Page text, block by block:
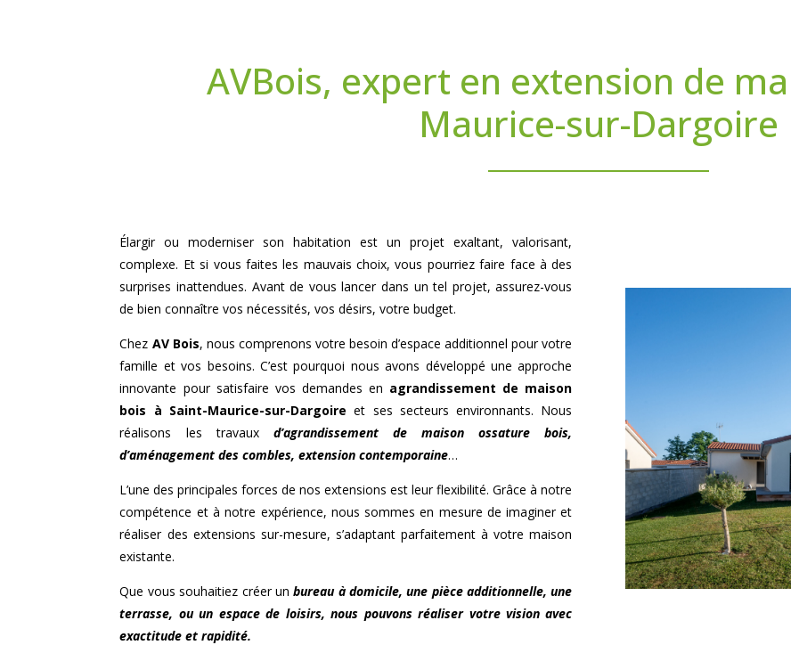
AVBois, expert en extension de
Maurice-sur-Dargoire
Élargir ou moderniser son habitation est un projet exaltant, valorisant,
complexe. Et si vous faites les mauvais choix, vous pourriez faire face à des
surprises inattendues. Avant de vous lancer dans un tel projet, assurez-vous
de bien connaître vos nécessités, vos désirs, votre budget.
Chez AV Bois, nous comprenons votre besoin d’espace additionnel pour votre
famille et vos besoins. C’est pourquoi nous avons développé une approche
innovante pour satisfaire vos demandes en agrandissement de maison
bois à Saint-Maurice-sur-Dargoire et ses secteurs environnants. Nous
réalisons les travaux d’agrandissement de maison ossature bois,
d’aménagement des combles, extension contemporaine…
L’une des principales forces de nos extensions est leur flexibilité. Grâce à notre
compétence et à notre expérience, nous sommes en mesure de imaginer et
réaliser des extensions sur-mesure, s’adaptant parfaitement à votre maison
existante.
Que vous souhaitiez créer unbureau à domicile, une pièce additionnelle, une
terrasse, ou un espace de loisirs, nous pouvons réaliser votre vision avec
exactitude et rapidité.